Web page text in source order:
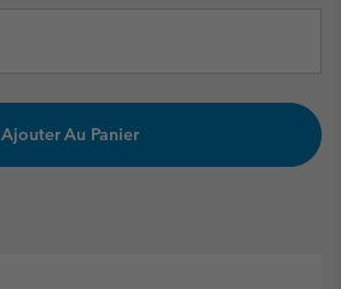
Ajouter Au Panier